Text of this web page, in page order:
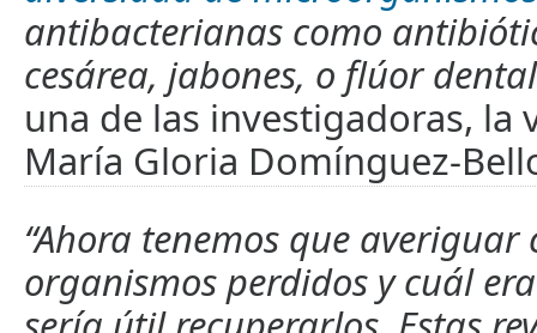
antibacterianas como
cesárea, jabones, o flúor
una de las investigadoras, la
María Gloria Domínguez-
“Ahora tenemos que averiguar
organismos perdidos y cuál